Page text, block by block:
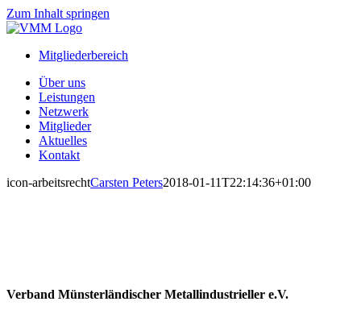
Zum Inhalt springen
Mitgliederbereich
Über uns
Leistungen
Netzwerk
Mitglieder
Aktuelles
Kontakt
icon-arbeitsrechtCarsten Peters2018-01-11T22:14:36+01:00
Verband Münsterländischer Metallindustrieller e.V.